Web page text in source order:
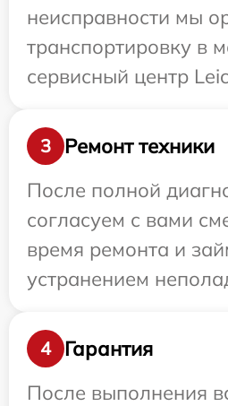
неисправности мы
транспортировку в
сервисный центр
3
Ремонт техники
После полной
согласуем с вами
время ремонта и
устранением
4
Гарантия
После выполнения